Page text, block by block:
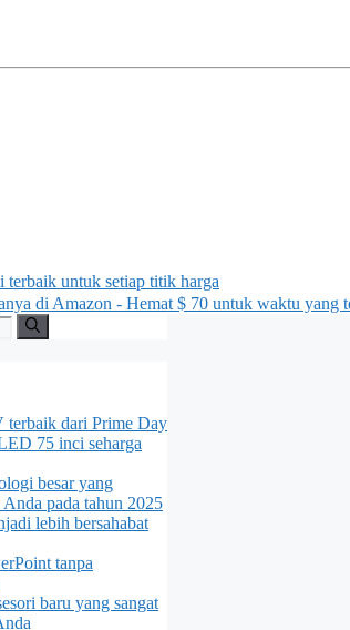
untuk setiap titik harga
di Amazon - Hemat $ 70 untuk waktu yang
terbaik dari Prime Day
75 inci seharga
besar yang
pada tahun 2025
lebih bersahabat
tanpa
baru yang sangat